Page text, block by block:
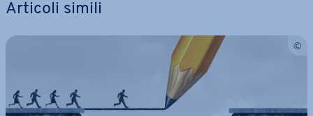
Articoli simili